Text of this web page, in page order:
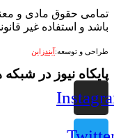
حقوق مادی و معنوی
استفاده غیر قانونی از
توسعه: آیندزاین
نیوز در شبکه های